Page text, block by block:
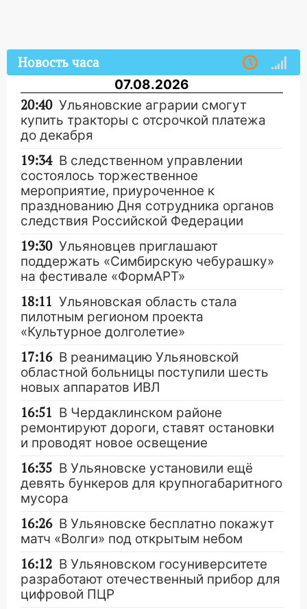
Новость часа
07.08.2026
20:40 Ульяновские аграрии смогут
купить тракторы с отсрочкой платежа
до декабря
19:34 В следственном управлении
состоялось торжественное
мероприятие, приуроченное к
празднованию Дня сотрудника органов
следствия Российской Федерации
19:30 Ульяновцев приглашают
поддержать «Симбирскую чебурашку»
на фестивале «ФормАРТ»
18:11 Ульяновская область стала
пилотным регионом проекта
«Культурное долголетие»
17:16 В реанимацию Ульяновской
областной больницы поступили шесть
новых аппаратов ИВЛ
16:51 В Чердаклинском районе
ремонтируют дороги, ставят остановки
и проводят новое освещение
16:35 В Ульяновске установили ещё
девять бункеров для крупногабаритного
мусора
16:26 В Ульяновске бесплатно покажут
матч «Волги» под открытым небом
16:12 В Ульяновском госуниверситете
разработают отечественный прибор для
цифровой ПЦР